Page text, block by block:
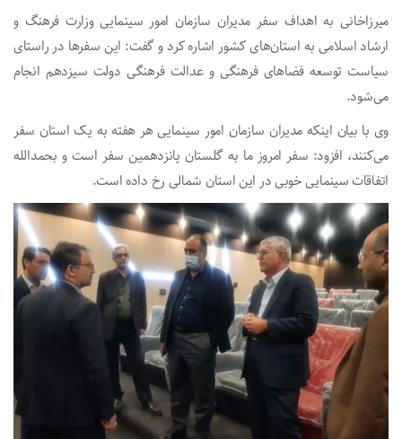
میرزاخانی به اهداف سفر مدیران سازمان امور سینمایی وزارت فرهنگ و
ارشاد اسلامی به استان‌های کشور اشاره کرد و گفت: این سفرها در راستای
سیاست توسعه فضاهای فرهنگی و عدالت فرهنگی دولت سیزدهم انجام
می‌شود.
وی با بیان اینکه مدیران سازمان امور سینمایی هر هفته به یک استان سفر
می‌کنند، افزود: سفر امروز ما به گلستان پانزدهمین سفر است و بحمدالله
اتفاقات سینمایی خوبی در این استان شمالی رخ داده است.